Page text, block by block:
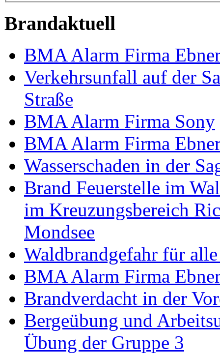
Brandaktuell
BMA Alarm Firma
Verkehrsunfall auf der
Straße
BMA Alarm Firma Sony
BMA Alarm Firma
Wasserschaden in der
Brand Feuerstelle im
im Kreuzungsbereich
Mondsee
Waldbrandgefahr für
BMA Alarm Firma
Brandverdacht in der
Bergeübung und
Übung der Gruppe 3